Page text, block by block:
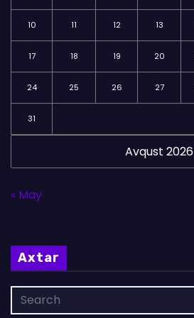
Avqust 2026
10 11 12 13
17 18 19 20
24 25 26 27
31
« May
Axtar